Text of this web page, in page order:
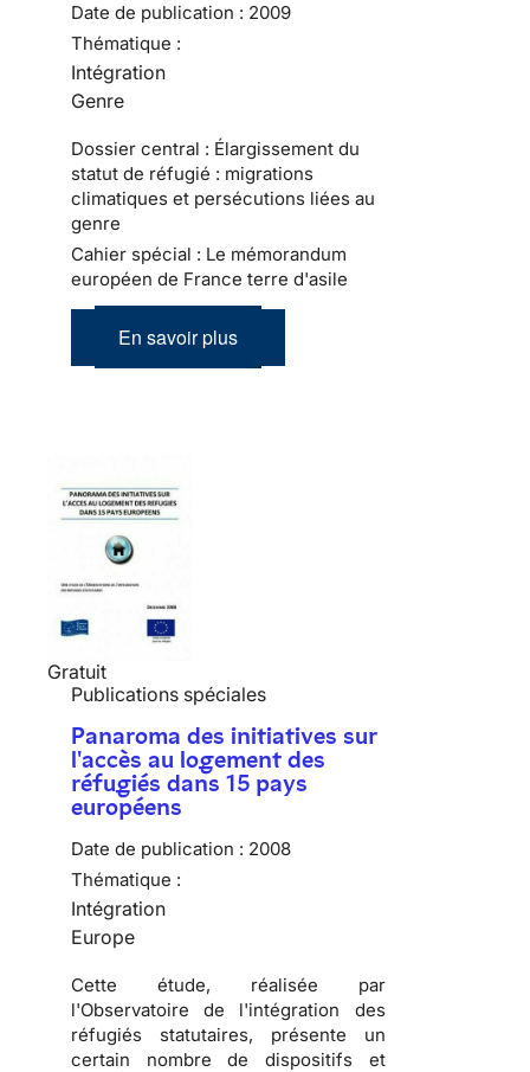
Date de publication : 2009
Thématique :
Intégration
Genre
Dossier central : Élargissement du
statut de réfugié : migrations
climatiques et persécutions liées au
genre
Cahier spécial : Le mémorandum
européen de France terre d'asile
En savoir plus
Gratuit
Publications spéciales
Panaroma des initiatives sur
l'accès au logement des
réfugiés dans 15 pays
européens
Date de publication : 2008
Thématique :
Intégration
Europe
Cette étude, réalisée par
l'Observatoire de l'intégration des
réfugiés statutaires, présente un
certain nombre de dispositifs et